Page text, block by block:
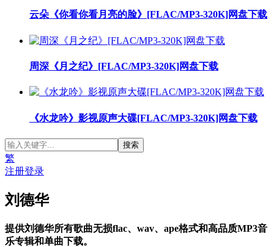
云朵《你看你看月亮的脸》[FLAC/MP3-320K]网盘下载
周深《月之纪》[FLAC/MP3-320K]网盘下载
《水龙吟》影视原声大碟[FLAC/MP3-320K]网盘下载
繁
注册登录
刘德华
提供刘德华所有歌曲无损flac、wav、ape格式和高品质MP3音
乐专辑和单曲下载。